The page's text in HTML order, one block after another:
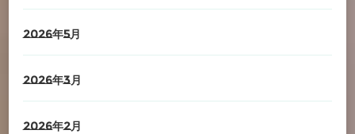
2026年5月
2026年3月
2026年2月